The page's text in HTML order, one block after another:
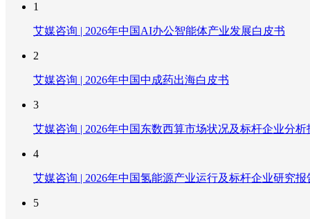
1
艾媒咨询 | 2026年中国AI办公智能体产业发展白皮书
2
艾媒咨询 | 2026年中国中成药出海白皮书
3
艾媒咨询 | 2026年中国东数西算市场状况及标杆企业分析
4
艾媒咨询 | 2026年中国氢能源产业运行及标杆企业研究报
5